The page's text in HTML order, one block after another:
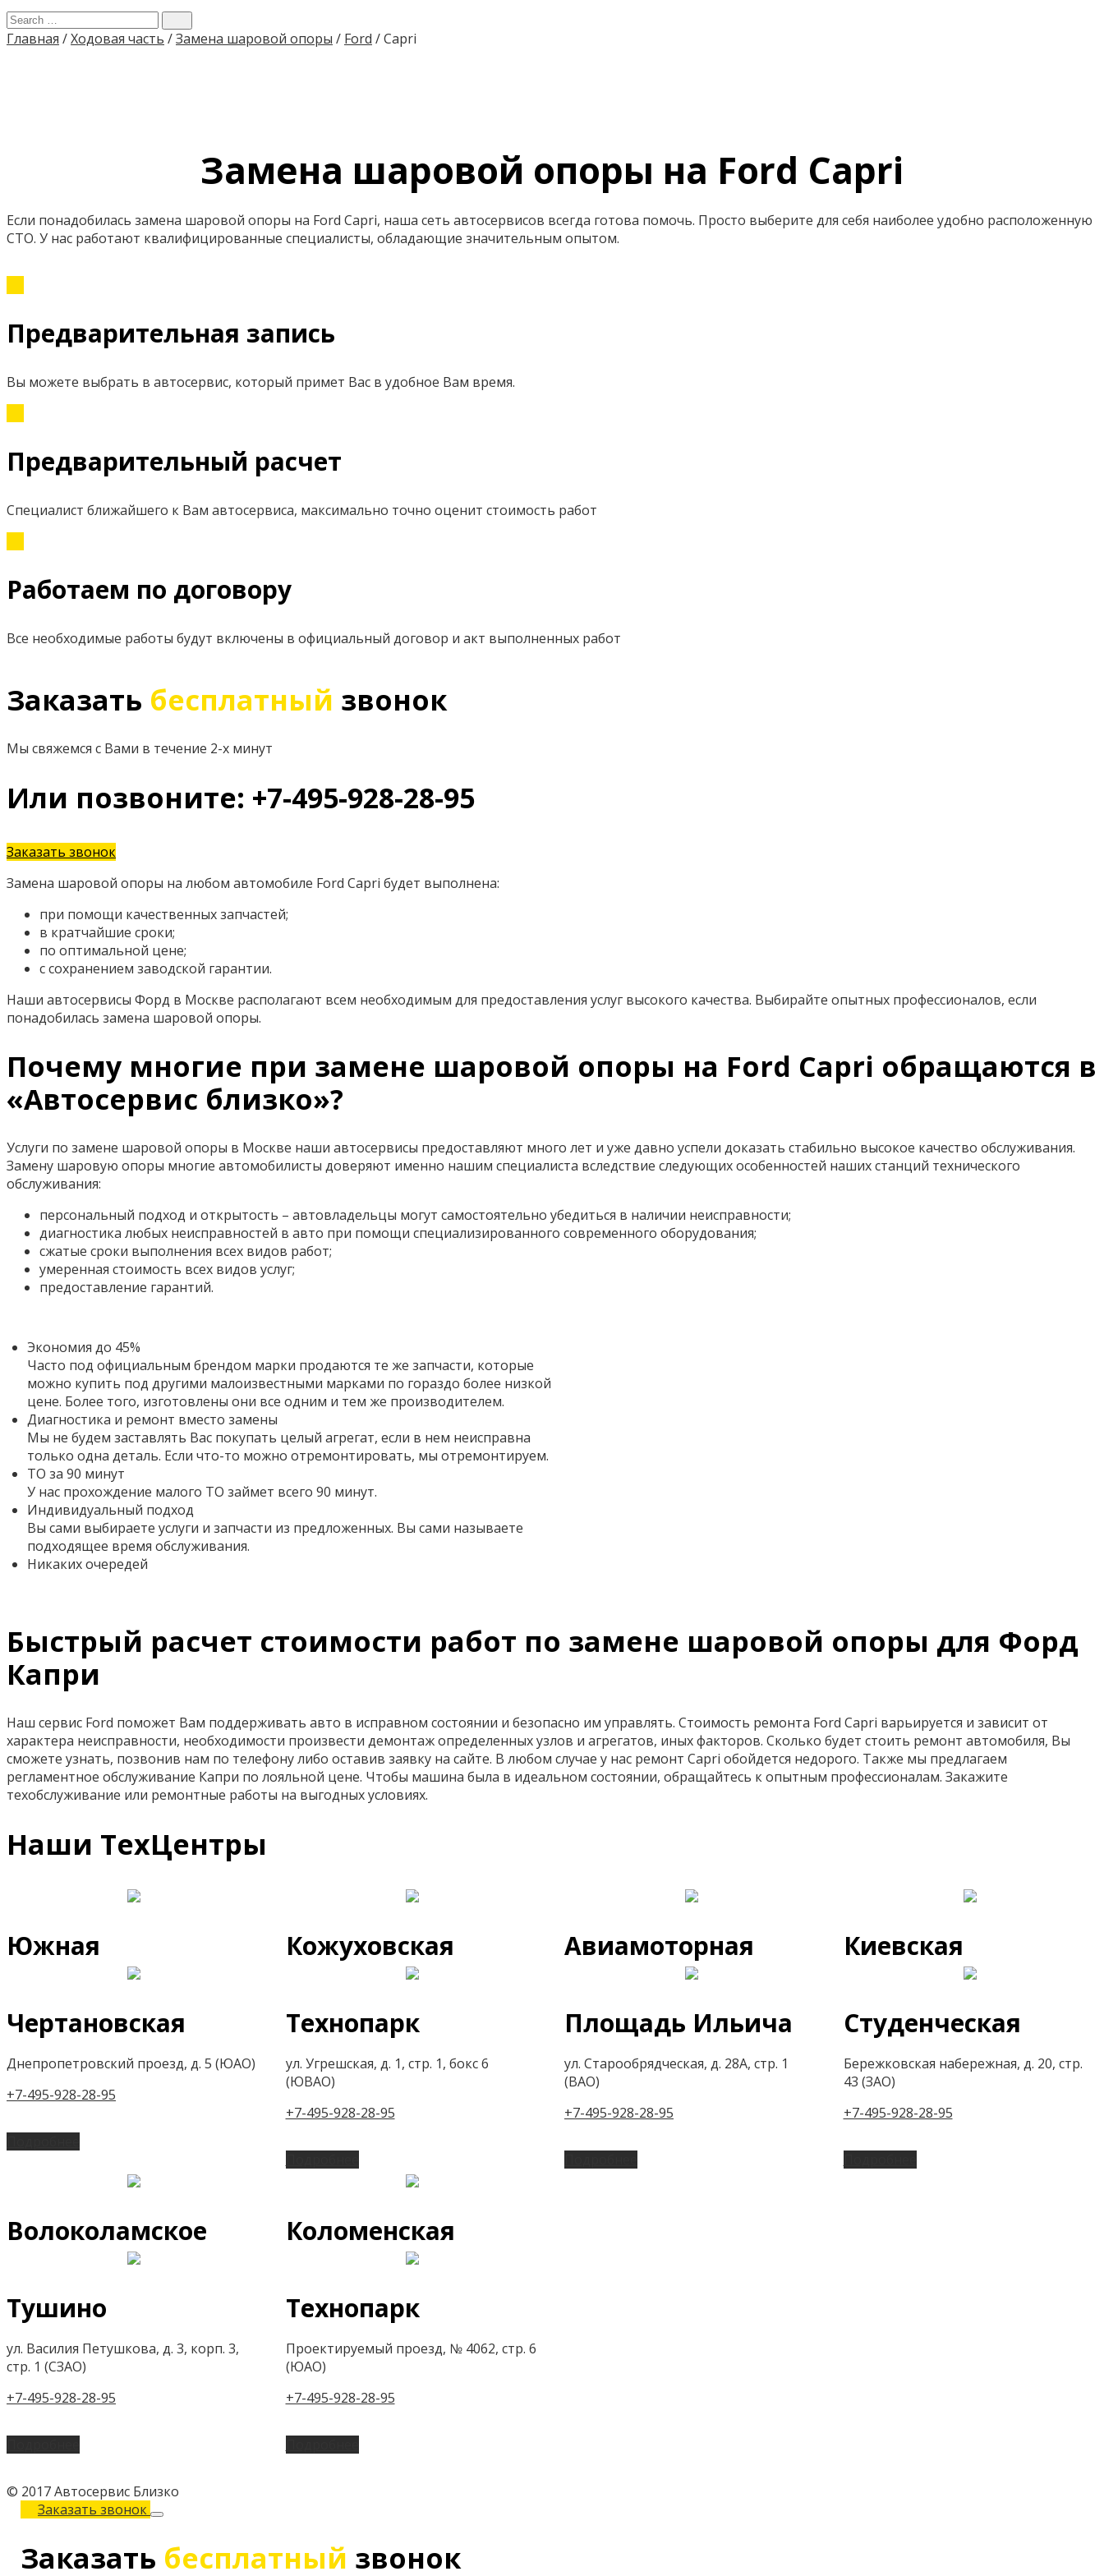
Главная /Ходовая часть /Замена шаровой опоры / Ford /Capri
Замена шаровой опоры на Ford Capri
Если понадобилась замена шаровой опоры на Ford Capri, наша сеть автосервисов всегда готова помочь. Просто выберите для себя наиболее удобно расположенную
СТО. У нас работают квалифицированные специалисты, обладающие значительным опытом.
Предварительная запись
Вы можете выбрать в автосервис, который примет Вас в удобное Вам время.
Предварительный расчет
Специалист ближайшего к Вам автосервиса, максимально точно оценит стоимость работ
Работаем по договору
Все необходимые работы будут включены в официальный договор и акт выполненных работ
Заказать бесплатный звонок
Мы свяжемся с Вами в течение 2-х минут
Или позвоните: +7-495-928-28-95
Заказать звонок
Замена шаровой опоры на любом автомобиле Ford Capri будет выполнена:
при помощи качественных запчастей;
в кратчайшие сроки;
по оптимальной цене;
с сохранением заводской гарантии.
Наши автосервисы Форд в Москве располагают всем необходимым для предоставления услуг высокого качества. Выбирайте опытных профессионалов, если
понадобилась замена шаровой опоры.
Почему многие при замене шаровой опоры на Ford Capri обращаются в
«Автосервис близко»?
Услуги по замене шаровой опоры в Москве наши автосервисы предоставляют много лет и уже давно успели доказать стабильно высокое качество обслуживания.
Замену шаровую опоры многие автомобилисты доверяют именно нашим специалиста вследствие следующих особенностей наших станций технического
обслуживания:
персональный подход и открытость – автовладельцы могут самостоятельно убедиться в наличии неисправности;
диагностика любых неисправностей в авто при помощи специализированного современного оборудования;
сжатые сроки выполнения всех видов работ;
умеренная стоимость всех видов услуг;
предоставление гарантий.
Экономия до 45%
Часто под официальным брендом марки продаются те же запчасти, которые
можно купить под другими малоизвестными марками по гораздо более низкой
цене. Более того, изготовлены они все одним и тем же производителем.
Диагностика и ремонт вместо замены
Мы не будем заставлять Вас покупать целый агрегат, если в нем неисправна
только одна деталь. Если что-то можно отремонтировать, мы отремонтируем.
ТО за 90 минут
У нас прохождение малого ТО займет всего 90 минут.
Индивидуальный подход
Вы сами выбираете услуги и запчасти из предложенных. Вы сами называете
подходящее время обслуживания.
Никаких очередей
Быстрый расчет стоимости работ по замене шаровой опоры для Форд
Капри
Наш сервис Ford поможет Вам поддерживать авто в исправном состоянии и безопасно им управлять. Стоимость ремонта Ford Capri варьируется и зависит от
характера неисправности, необходимости произвести демонтаж определенных узлов и агрегатов, иных факторов. Сколько будет стоить ремонт автомобиля, Вы
сможете узнать, позвонив нам по телефону либо оставив заявку на сайте. В любом случае у нас ремонт Capri обойдется недорого. Также мы предлагаем
регламентное обслуживание Капри по лояльной цене. Чтобы машина была в идеальном состоянии, обращайтесь к опытным профессионалам. Закажите
техобслуживание или ремонтные работы на выгодных условиях.
Наши ТехЦентры
Южная
Чертановская
Днепропетровский проезд, д. 5 (ЮАО)
+7-495-928-28-95
Кожуховская
Технопарк
ул. Угрешская, д. 1, стр. 1, бокс 6
(ЮВАО)
+7-495-928-28-95
Авиамоторная
Площадь Ильича
ул. Старообрядческая, д. 28А, стр. 1
(ВАО)
+7-495-928-28-95
Киевская
Студенческая
Бережковская набережная, д. 20, стр.
43 (ЗАО)
+7-495-928-28-95
Волоколамское
Тушино
ул. Василия Петушкова, д. 3, корп. 3,
стр. 1 (СЗАО)
+7-495-928-28-95
Коломенская
Технопарк
Проектируемый проезд, № 4062, стр. 6
(ЮАО)
+7-495-928-28-95
© 2017 Автосервис Близко
Заказать звонок
Заказать бесплатный звонок